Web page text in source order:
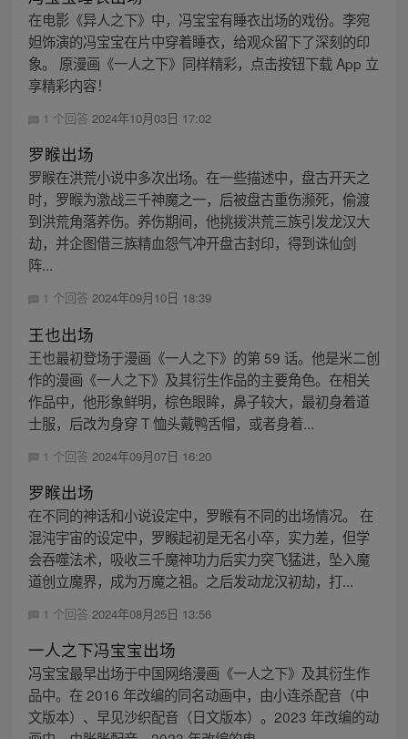
在电影《异人之下》中，冯宝宝有睡衣出场的戏份。李宛
妲饰演的冯宝宝在片中穿着睡衣，给观众留下了深刻的印
象。 原漫画《一人之下》同样精彩，点击按钮下载 App 立
享精彩内容！
1 个回答 2024年10月03日 17:02
罗睺出场
罗睺在洪荒小说中多次出场。在一些描述中，盘古开天之
时，罗睺为激战三千神魔之一，后被盘古重伤濒死，偷渡
到洪荒角落养伤。养伤期间，他挑拨洪荒三族引发龙汉大
劫，并企图借三族精血怨气冲开盘古封印，得到诛仙剑
阵...
1 个回答 2024年09月10日 18:39
王也出场
王也最初登场于漫画《一人之下》的第 59 话。他是米二创
作的漫画《一人之下》及其衍生作品的主要角色。在相关
作品中，他形象鲜明，棕色眼眸，鼻子较大，最初身着道
士服，后改为身穿 T 恤头戴鸭舌帽，或者身着...
1 个回答 2024年09月07日 16:20
罗睺出场
在不同的神话和小说设定中，罗睺有不同的出场情况。 在
混沌宇宙的设定中，罗睺起初是无名小卒，实力差，但学
会吞噬法术，吸收三千魔神功力后实力突飞猛进，坠入魔
道创立魔界，成为万魔之祖。之后发动龙汉初劫，打...
1 个回答 2024年08月25日 13:56
一人之下冯宝宝出场
冯宝宝最早出场于中国网络漫画《一人之下》及其衍生作
品中。在 2016 年改编的同名动画中，由小连杀配音（中
文版本）、早见沙织配音（日文版本）。2023 年改编的动